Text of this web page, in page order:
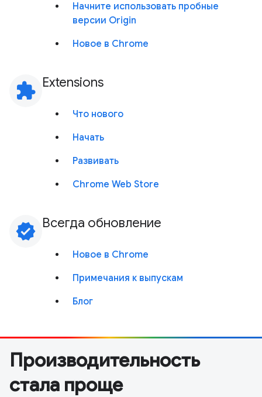
Начните использовать пробные
версии Origin
Новое в Chrome
extension Extensions
Что нового
Начать
Развивать
Chrome Web Store
verified Всегда обновление
Новое в Chrome
Примечания к выпускам
Блог
Производительность
стала проще